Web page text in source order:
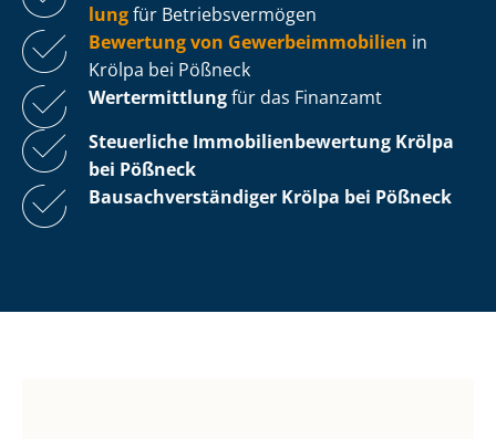
lungfür Be­triebs­ver­mö­gen
Bewertung von Ge­wer­be­im­mo­bi­li­en in
Krölpa bei Pößneck
Wertermittlungfür das Finanzamt
Steuerliche Im­mo­bi­li­en­be­wer­tung Krölpa
bei Pößneck
Bau­sach­ver­stän­di­ger Krölpa bei Pößneck